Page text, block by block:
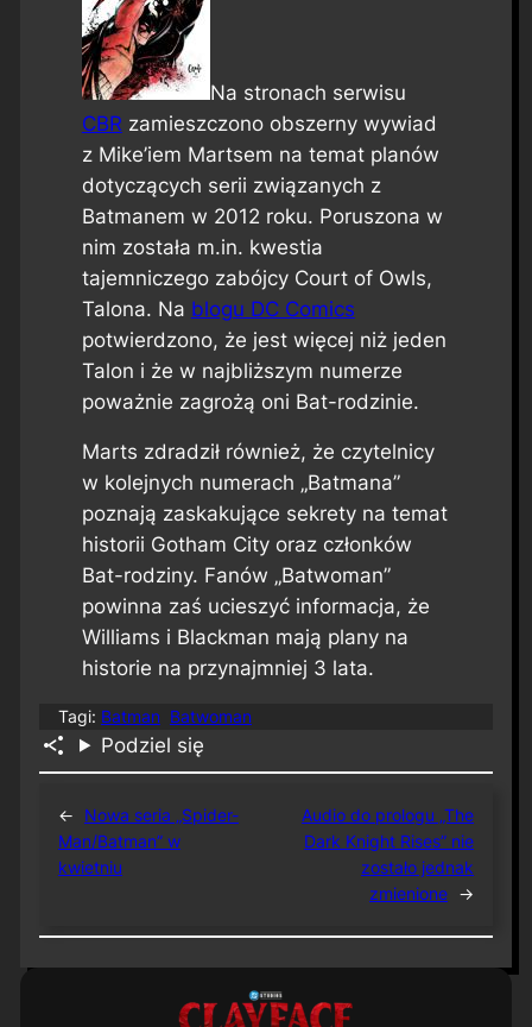
Na stronach serwisu
CBR zamieszczono obszerny wywiad
z Mike’iem Martsem na temat planów
dotyczących serii związanych z
Batmanem w 2012 roku. Poruszona w
nim została m.in. kwestia
tajemniczego zabójcy Court of Owls,
Talona. Na blogu DC Comics
potwierdzono, że jest więcej niż jeden
Talon i że w najbliższym numerze
poważnie zagrożą oni Bat-rodzinie.
Marts zdradził również, że czytelnicy
w kolejnych numerach „Batmana”
poznają zaskakujące sekrety na temat
historii Gotham City oraz członków
Bat-rodziny. Fanów „Batwoman”
powinna zaś ucieszyć informacja, że
Williams i Blackman mają plany na
historie na przynajmniej 3 lata.
Tagi: Batman Batwoman
Podziel się
←
Nowa seria „Spider-
Man/Batman” w
kwietniu
Audio do prologu „The
Dark Knight Rises” nie
zostało jednak
zmienione →